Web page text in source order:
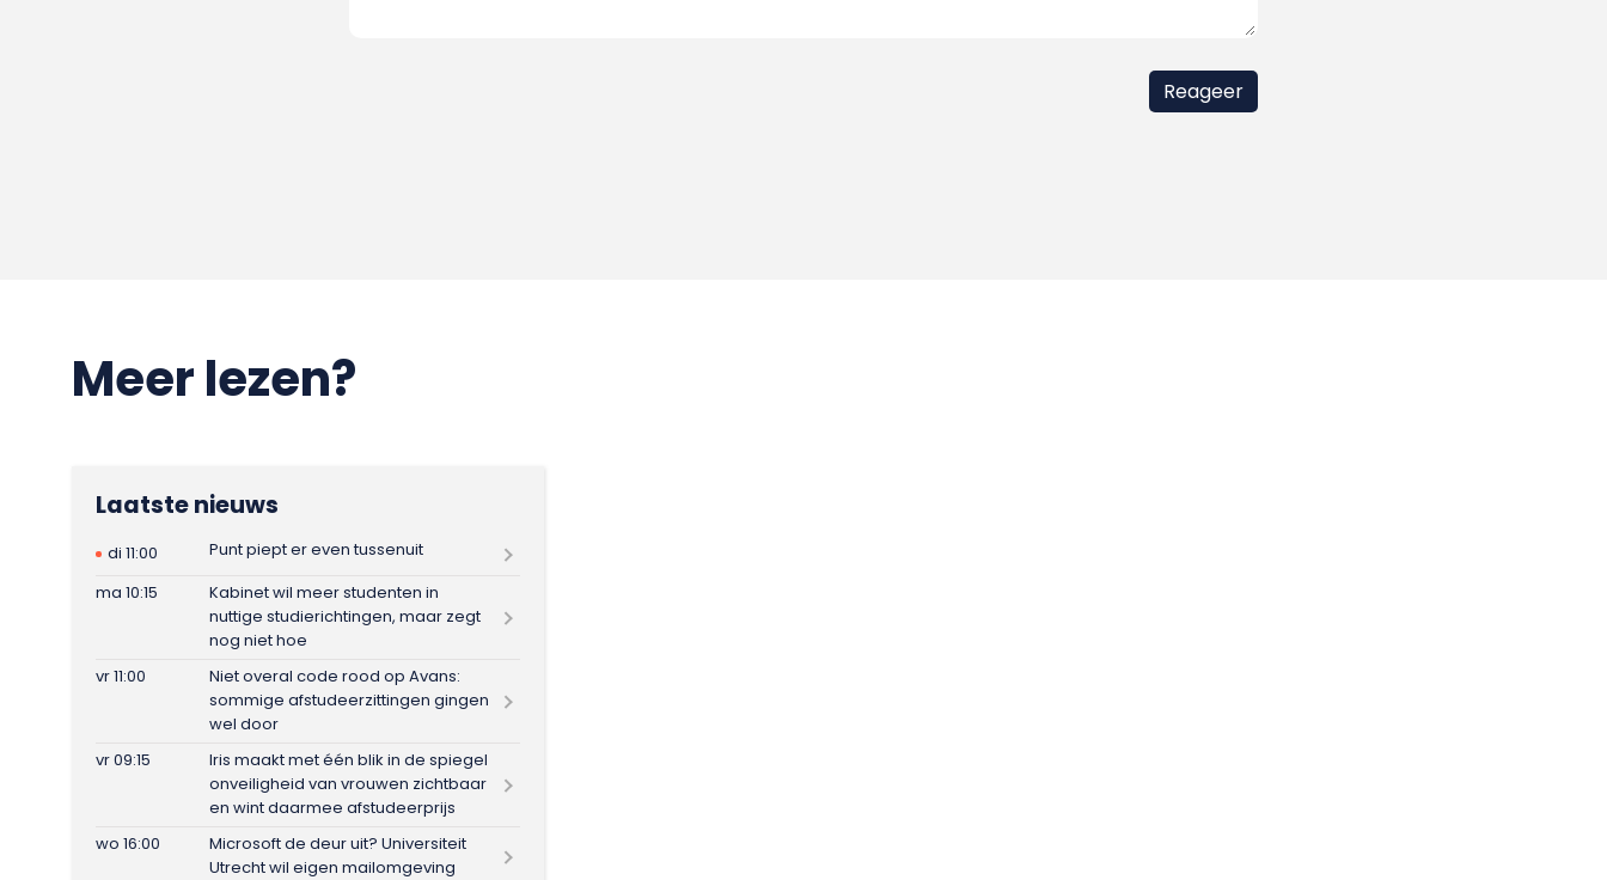
Meer lezen?
Laatste nieuws
di 11:00
Punt piept er even tussenuit
ma 10:15
Kabinet wil meer studenten in
nuttige studierichtingen, maar zegt
nog niet hoe
vr 11:00
Niet overal code rood op Avans:
sommige afstudeerzittingen gingen
wel door
vr 09:15
Iris maakt met één blik in de spiegel
onveiligheid van vrouwen zichtbaar
en wint daarmee afstudeerprijs
wo 16:00
Microsoft de deur uit? Universiteit
Utrecht wil eigen mailomgeving